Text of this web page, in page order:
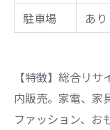
駐車場
あり
【特徴】総合リ
内販売。家電、家
ファッション、お